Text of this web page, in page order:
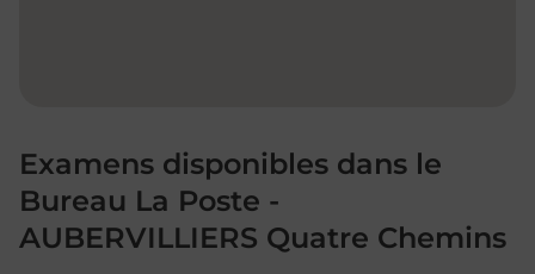
Examens disponibles dans le
Bureau La Poste -
AUBERVILLIERS Quatre Chemins